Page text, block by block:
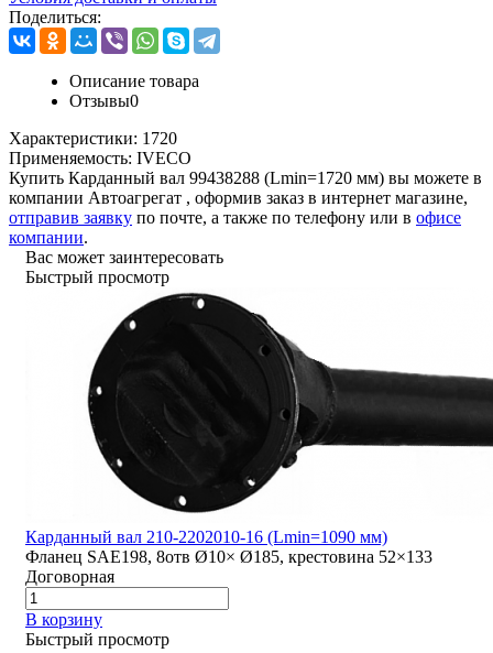
Поделиться:
Описание товара
Отзывы0
Характеристики: 1720
Применяемость: IVECO
Купить Карданный вал 99438288 (Lmin=1720 мм) вы можете в
компании Автоагрегат , оформив заказ в интернет магазине,
отправив заявку по почте, а также по телефону или в офисе
компании.
Вас может заинтересовать
Быстрый просмотр
Карданный вал 210-2202010-16 (Lmin=1090 мм)
Фланец SAE198, 8отв Ø10× Ø185, крестовина 52×133
Договорная
В корзину
Быстрый просмотр